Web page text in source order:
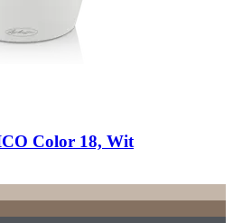
Color 18, Wit